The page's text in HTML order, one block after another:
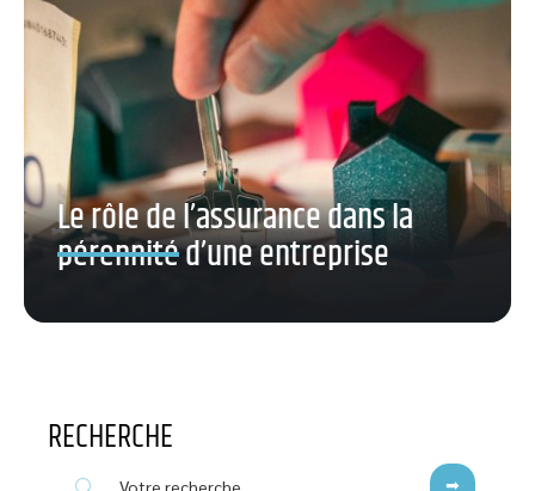
Le rôle de l’assurance dans la
pérennité d’une entreprise
RECHERCHE